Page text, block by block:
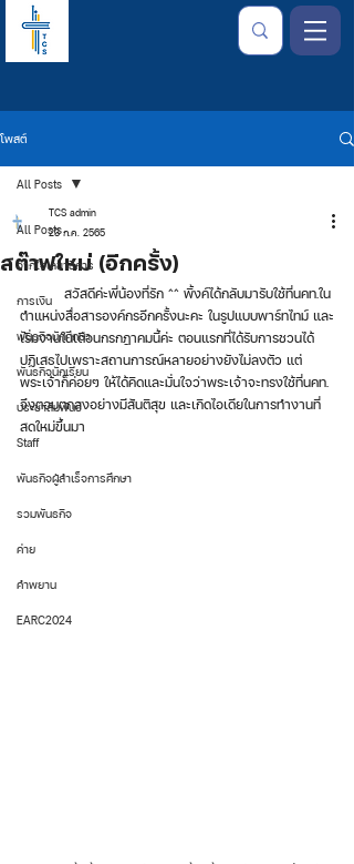
โพสต์
All Posts
จากใจเลขาธิการ
การเงิน
พันธกิจนักศึกษา
พันธกิจนักเรียน
ประชาสัมพันธ์
Staff
พันธกิจผู้สำเร็จการศึกษา
รวมพันธกิจ
ค่าย
คำพยาน
EARC2024
All Posts
สต๊าฟใหม่ (อีกครั้ง)
TCS admin
23 ก.ค. 2565
	สวัสดีค่ะพี่น้องที่รัก ^^ พิ้งค์ได้กลับมารับใช้ที่นคท.ใน
ตำแหน่งสื่อสารองค์กรอีกครั้งนะคะ ในรูปแบบพาร์ทไทม์ และ
เริ่มงานในเดือนกรกฎาคมนี้ค่ะ ตอนแรกที่ได้รับการชวนได้
ปฏิเสธไปเพราะสถานการณ์หลายอย่างยังไม่ลงตัว แต่
พระเจ้าก็ค่อยๆ ให้ได้คิดและมั่นใจว่าพระเจ้าจะทรงใช้ที่นคท.
จึงตอบตกลงอย่างมีสันติสุข และเกิดไอเดียในการทำงานที่
สดใหม่ขึ้นมา